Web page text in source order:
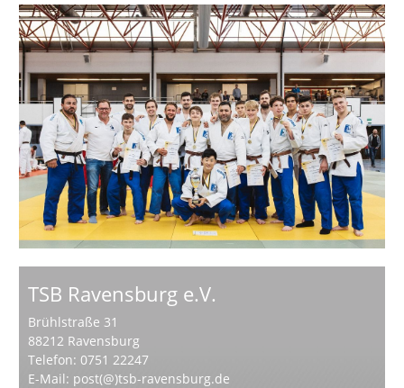
TSB Ravensburg e.V.
Brühlstraße 31
88212 Ravensburg
Telefon: 0751 22247
E-Mail: post(@)tsb-ravensburg.de